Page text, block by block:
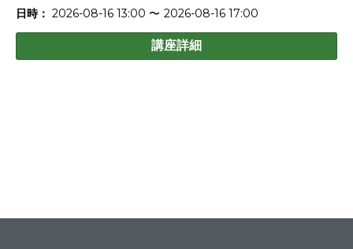
日時： 2026-08-16 13:00 〜 2026-08-16 17:00
講座詳細